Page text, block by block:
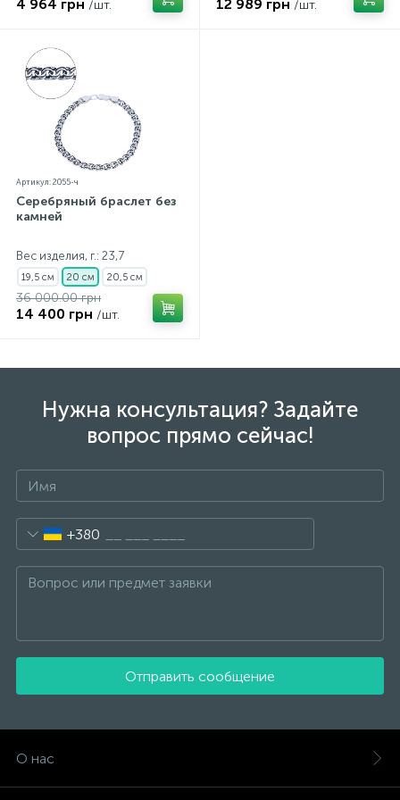
4 964 грн /шт. 12 989 грн /шт.
Артикул: 2055-ч
Серебряный браслет без
камней
Вес изделия, г.: 23,7
19,5 см 20 см 20,5 см
36 000.00 грн
14 400 грн /шт.
Нужна консультация? Задайте
вопрос прямо сейчас!
+380
Отправить сообщение
О нас